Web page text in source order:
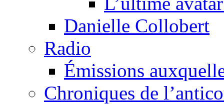
Danielle Collobert
Radio
Émissions
Chroniques de